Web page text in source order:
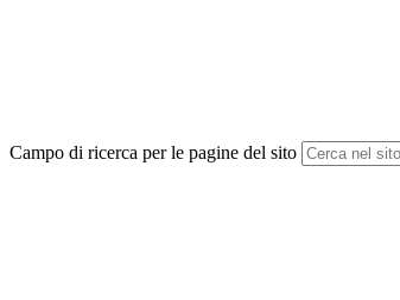
Campo di ricerca per le pagine del sito